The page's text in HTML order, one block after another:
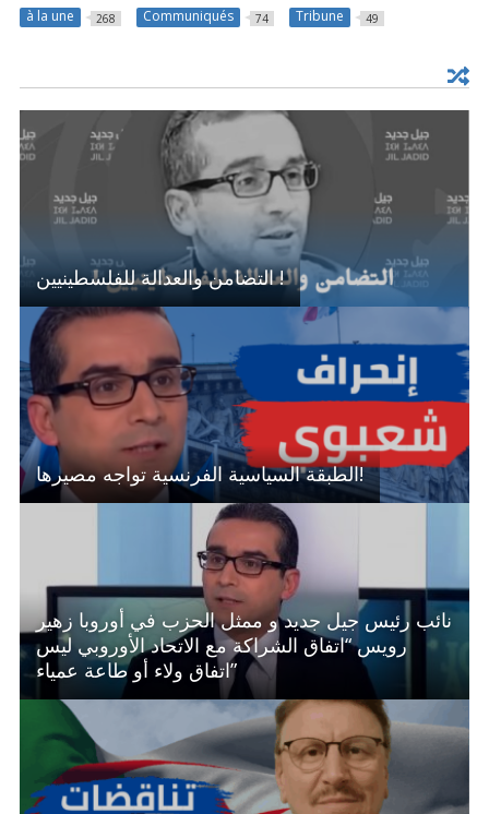
à la une 268 Communiqués 74 Tribune 49
التضامن والعدالة للفلسطينيين !
الطبقة السياسية الفرنسية تواجه مصيرها!
نائب رئيس جيل جديد و ممثل الحزب في أوروبا زهير
رويس “اتفاق الشراكة مع الاتحاد الأوروبي ليس
اتفاق ولاء أو طاعة عمياء”